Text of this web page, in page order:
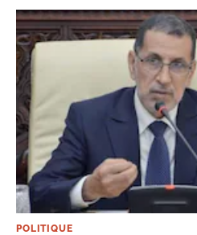
POLITIQUE